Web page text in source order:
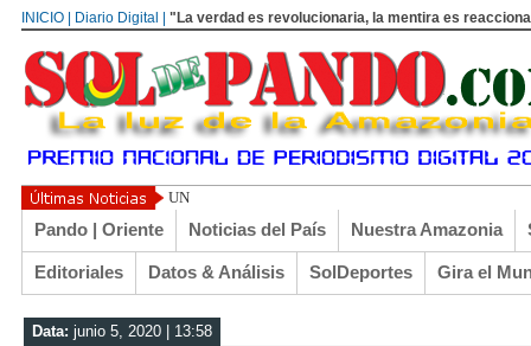
INICIO | Diario Digital | "La verdad es revolucionaria, la mentira es
UN LIBERTARIO LLAMADO EL TURI TORRICO
Pando | Oriente Noticias del País Nuestra Amazonia
Editoriales Datos & Análisis SolDeportes Gira el
Data: junio 5, 2020 | 13:58